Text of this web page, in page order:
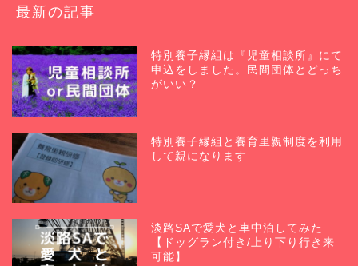
最新の記事
特別養子縁組は『児童相談所』にて
申込をしました。民間団体とどっち
がいい？
特別養子縁組と養育里親制度を利用
して親になります
淡路SAで愛犬と車中泊してみた
【ドッグラン付き/上り下り行き来
可能】